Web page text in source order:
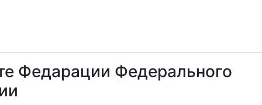
Федарации Федерального